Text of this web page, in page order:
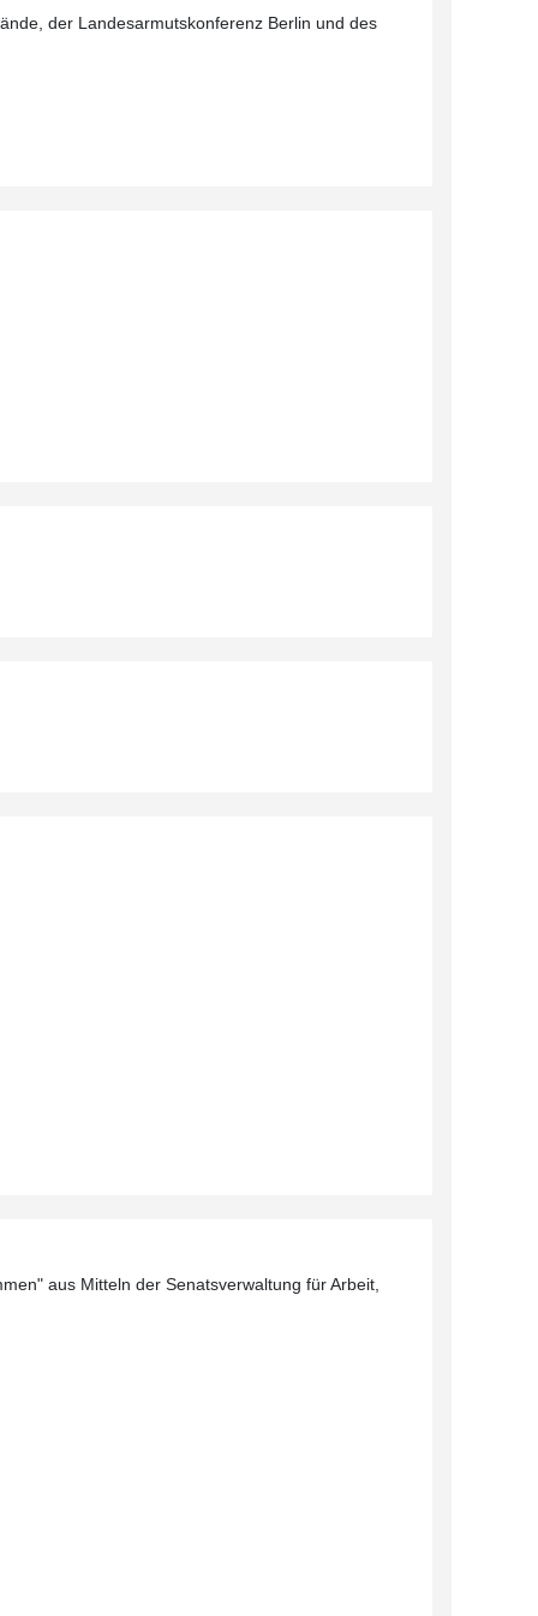
der Landesarmutskonferenz Berlin und des
aus Mitteln der Senatsverwaltung für Arbeit,